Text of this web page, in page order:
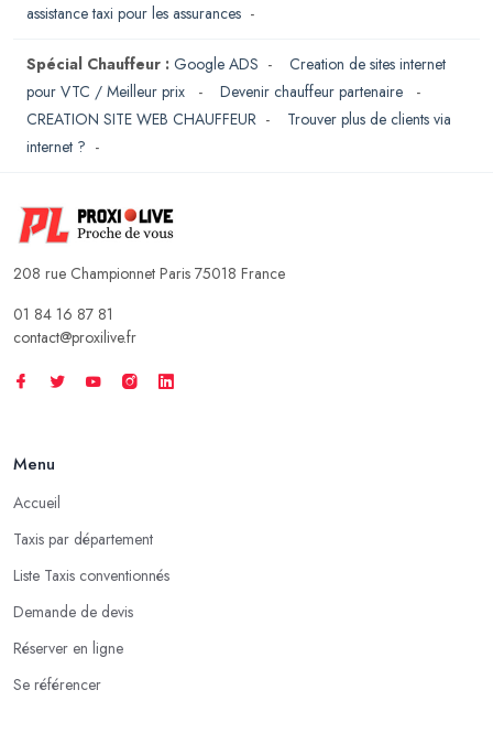
assistance taxi pour les assurances -
Spécial Chauffeur : Google ADS - Creation de sites internet
pour VTC / Meilleur prix
- Devenir chauffeur partenaire
-
CREATION SITE WEB CHAUFFEUR - Trouver plus de clients via
internet ? -
208 rue Championnet Paris 75018 France
01 84 16 87 81
contact@proxilive.fr
Menu
Accueil
Taxis par département
Liste Taxis conventionnés
Demande de devis
Réserver en ligne
Se référencer